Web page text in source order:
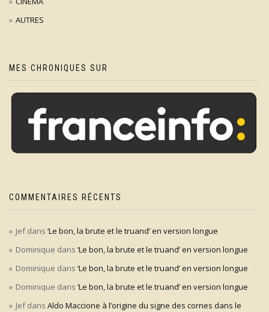
AUTRES
MES CHRONIQUES SUR
COMMENTAIRES RÉCENTS
Jefdans ‘Le bon, la brute et le truand’ en version longue
Dominique dans ‘Le bon, la brute et le truand’ en version longue
Dominique dans ‘Le bon, la brute et le truand’ en version longue
Dominique dans ‘Le bon, la brute et le truand’ en version longue
Jefdans Aldo Maccione à l’origine du signe des cornes dans le